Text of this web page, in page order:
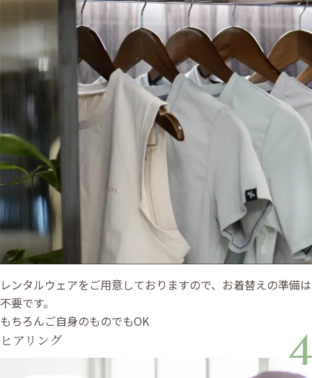
レンタルウェアをご用意しておりますので、お着替えの準備は
不要です。
もちろんご自身のものでもOK
4
ヒアリング